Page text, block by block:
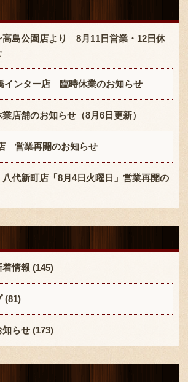
高島公園店より 8月11日営業・12日休
インター店 臨時休業のお知らせ
店舗のお知らせ（8月6日更新）
営業再開のお知らせ
八代新町店「8月4日火曜日」営業再開の
情報 (145)
(81)
らせ (173)